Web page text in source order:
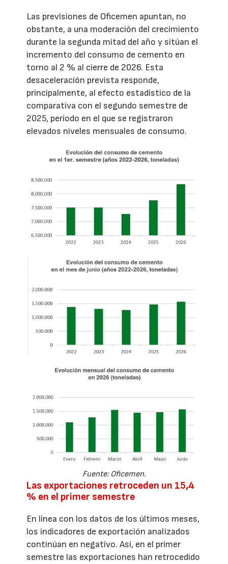
Las previsiones de Oficemen apuntan, no
obstante, a una moderación del crecimiento
durante la segunda mitad del año y sitúan el
incremento del consumo de cemento en
torno al 2 % al cierre de 2026. Esta
desaceleración prevista responde,
principalmente, al efecto estadístico de la
comparativa con el segundo semestre de
2025, período en el que se registraron
elevados niveles mensuales de consumo.
Fuente: Oficemen.
Las exportaciones retroceden un 15,4
% en el primer semestre
En línea con los datos de los últimos meses,
los indicadores de exportación analizados
continúan en negativo. Así, en el primer
semestre las exportaciones han retrocedido